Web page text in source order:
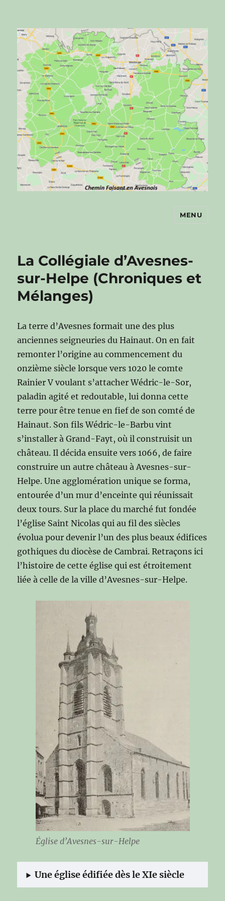
Chemin faisant en Avesnois
MENU
La Collégiale d’Avesnes-
sur-Helpe (Chroniques et
Mélanges)
La terre d’Avesnes formait une des plus
anciennes seigneuries du Hainaut. On en fait
remonter l’origine au commencement du
onzième siècle lorsque vers 1020 le comte
Rainier V voulant s’attacher Wédric-le-Sor,
paladin agité et redoutable, lui donna cette
terre pour être tenue en fief de son comté de
Hainaut. Son fils Wédric-le-Barbu vint
s’installer à Grand-Fayt, où il construisit un
château. Il décida ensuite vers 1066, de faire
construire un autre château à Avesnes-sur-
Helpe. Une agglomération unique se forma,
entourée d’un mur d’enceinte qui réunissait
deux tours. Sur la place du marché fut fondée
l’église Saint Nicolas qui au fil des siècles
évolua pour devenir l’un des plus beaux édifices
gothiques du diocèse de Cambrai. Retraçons ici
l’histoire de cette église qui est étroitement
liée à celle de la ville d’Avesnes-sur-Helpe.
Église d’Avesnes-sur-Helpe
Une église édifiée dès le XIe siècle